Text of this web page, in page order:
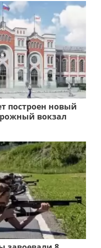
построен новый
вокзал